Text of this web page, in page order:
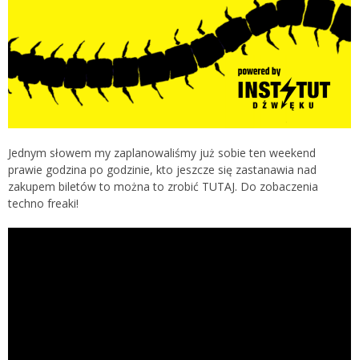
Jednym słowem my zaplanowaliśmy już sobie ten weekend
prawie godzina po godzinie, kto jeszcze się zastanawia nad
zakupem biletów to można to zrobić TUTAJ. Do zobaczenia
techno freaki!